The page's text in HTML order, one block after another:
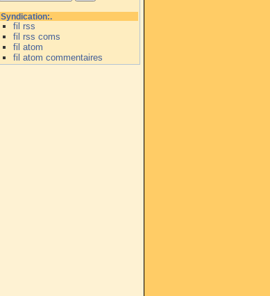
Syndication:.
fil rss
fil rss coms
fil atom
fil atom commentaires